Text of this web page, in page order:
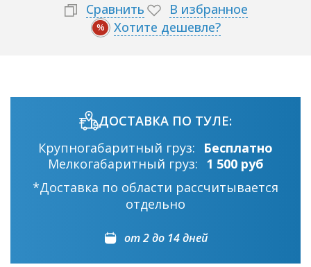
Сравнить В избранное
% Хотите дешевле?
ДОСТАВКА ПО ТУЛЕ:
Крупногабаритный груз:
Бесплатно
Мелкогабаритный груз: 1 500 руб
*Доставка по области рассчитывается
отдельно
от 2 до 14 дней